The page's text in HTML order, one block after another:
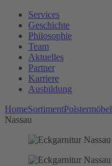
Services
Geschichte
Philosophie
Team
Aktuelles
Partner
Karriere
Ausbildung
HomeSortimentPolstermöbel
Nassau